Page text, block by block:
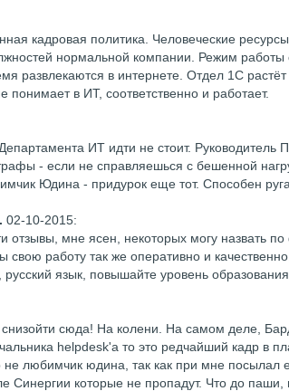
кадровая политика. Человеческие
нормальной компании. Режим
развлекаются в интернете. Отдел 1С
понимает в ИТ, соответственно и работает.
ИТ идти не стоит.
- если не справляешься с бешенной
Юдина - придурок еще тот. Способен
02-10-2015:
отзывы, мне ясен, некоторых могу назвать
свою работу так же оперативно и
русский язык, повышайте уровень
сюда! На колени. На самом деле,
helpdesk'a то это редчайший кадр в
не любимчик юдина, так как при мне посылал
Синергии которые не пропадут. Что до паши,